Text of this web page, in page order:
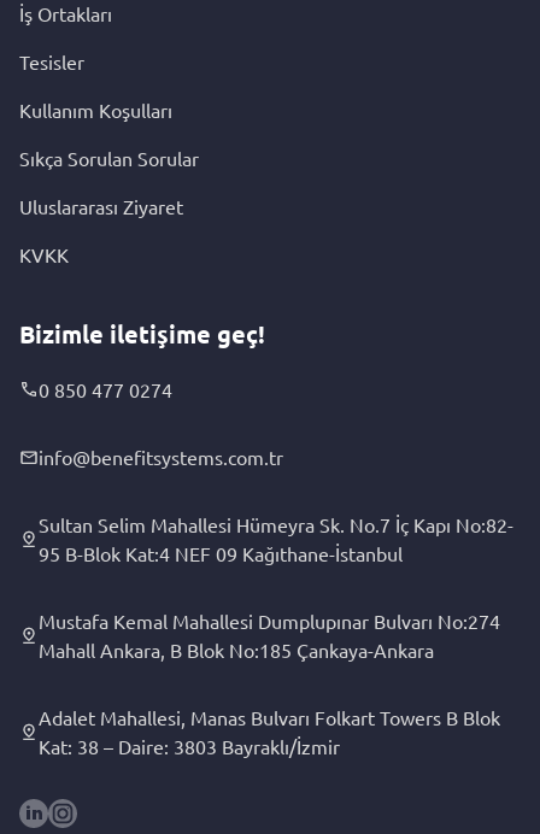
İş Ortakları
Tesisler
Kullanım Koşulları
Sıkça Sorulan Sorular
Uluslararası Ziyaret
KVKK
Bizimle iletişime geç!
0 850 477 0274
info@benefitsystems.com.tr
Sultan Selim Mahallesi Hümeyra Sk. No.7 İç Kapı No:82-
95 B-Blok Kat:4 NEF 09 Kağıthane-İstanbul
Mustafa Kemal Mahallesi Dumplupınar Bulvarı No:274
Mahall Ankara, B Blok No:185 Çankaya-Ankara
Adalet Mahallesi, Manas Bulvarı Folkart Towers B Blok
Kat: 38 – Daire: 3803 Bayraklı/İzmir